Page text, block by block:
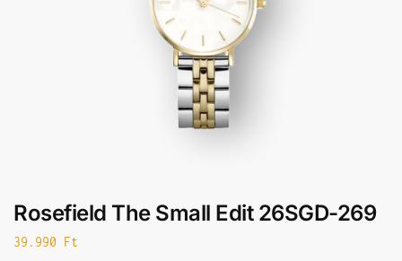
Rosefield The Small Edit 26SGD-269
39.990 Ft